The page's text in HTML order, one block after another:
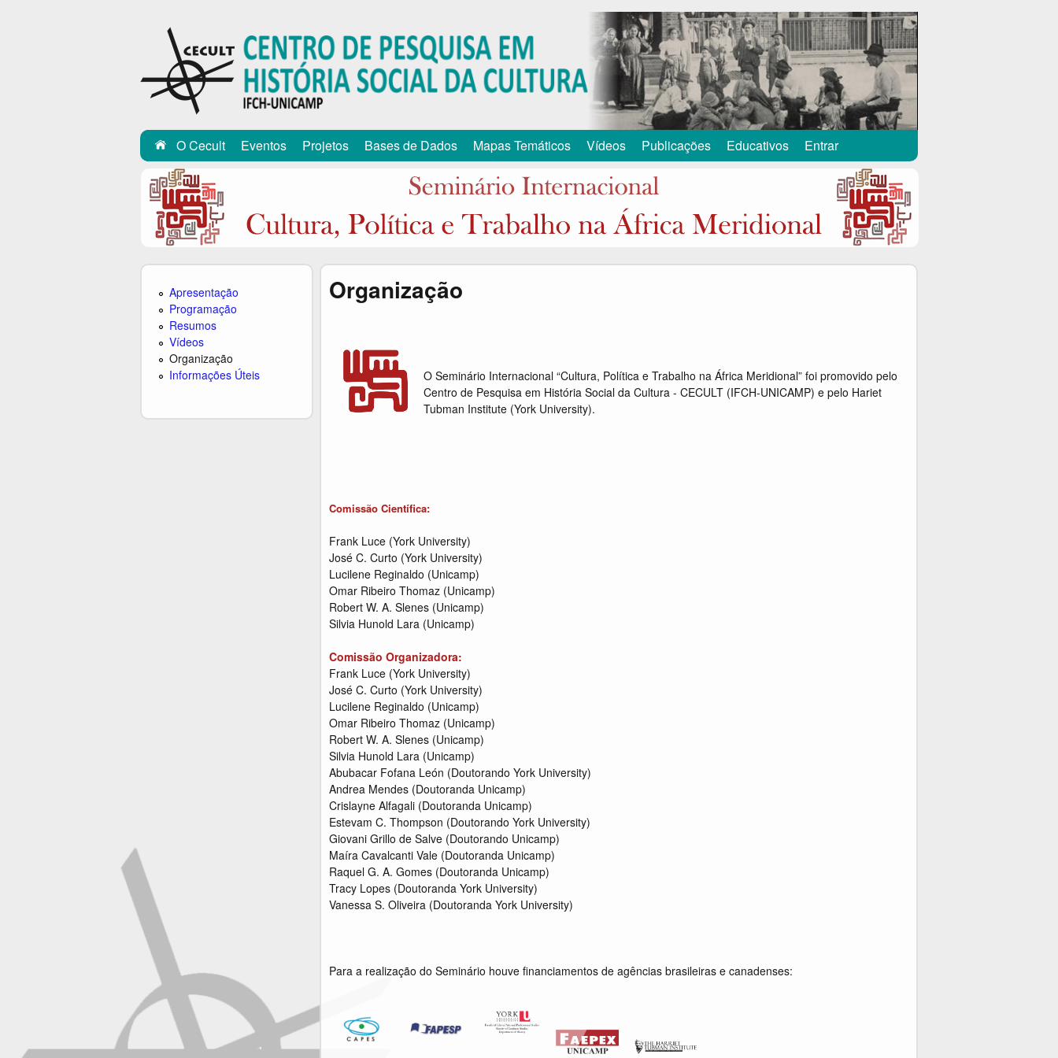
para
o
conteúdo
C
L
T
O Cecult Eventos Projetos Bases de Dados Mapas Temáticos Vídeos Publicações Educativos Entrar
Organização
O Seminário Internacional “Cultura, Política e Trabalho na África Meridional” foi promovido pelo
Centro de Pesquisa em História Social da Cultura - CECULT (IFCH-UNICAMP) e pelo Hariet
Tubman Institute (York University).
Comissão Científica:
Frank Luce (York University)
José C. Curto (York University)
Lucilene Reginaldo (Unicamp)
Omar Ribeiro Thomaz (Unicamp)
Robert W. A. Slenes (Unicamp)
Silvia Hunold Lara (Unicamp)
Comissão Organizadora:
Frank Luce (York University)
José C. Curto (York University)
Lucilene Reginaldo (Unicamp)
Omar Ribeiro Thomaz (Unicamp)
Robert W. A. Slenes (Unicamp)
Silvia Hunold Lara (Unicamp)
Abubacar Fofana León (Doutorando York University)
Andrea Mendes (Doutoranda Unicamp)
Crislayne Alfagali (Doutoranda Unicamp)
Estevam C. Thompson (Doutorando York University)
Giovani Grillo de Salve (Doutorando Unicamp)
Maíra Cavalcanti Vale (Doutoranda Unicamp)
Raquel G. A. Gomes (Doutoranda Unicamp)
Tracy Lopes (Doutoranda York University)
Vanessa S. Oliveira (Doutoranda York University)
Para a realização do Seminário houve financiamentos de agências brasileiras e canadenses:
Apresentação
Programação
Resumos
Vídeos
Organização
Informações Úteis